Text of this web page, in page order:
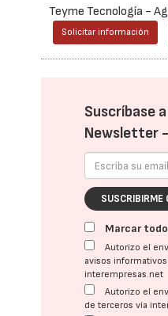
Teyme Tecnología -
Solicitar información
Suscríbase
Newsletter -
SUSCRIBIRME
Marcar
Autorizo el
avisos
interempresas.net
Autorizo el
de terceros vía